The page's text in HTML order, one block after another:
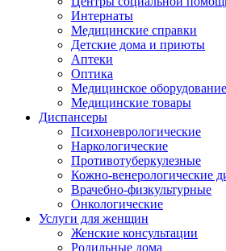
Интернаты
Медицинские справки
Детские дома и приюты
Аптеки
Оптика
Медицинское оборудование
Медицинские товары
Диспансеры
Психоневрологические
Наркологические
Противотуберкулезные
Кожно-венерологические
Врачебно-физкультурные
Онкологические
Услуги для женщин
Женские консультации
Родильные дома